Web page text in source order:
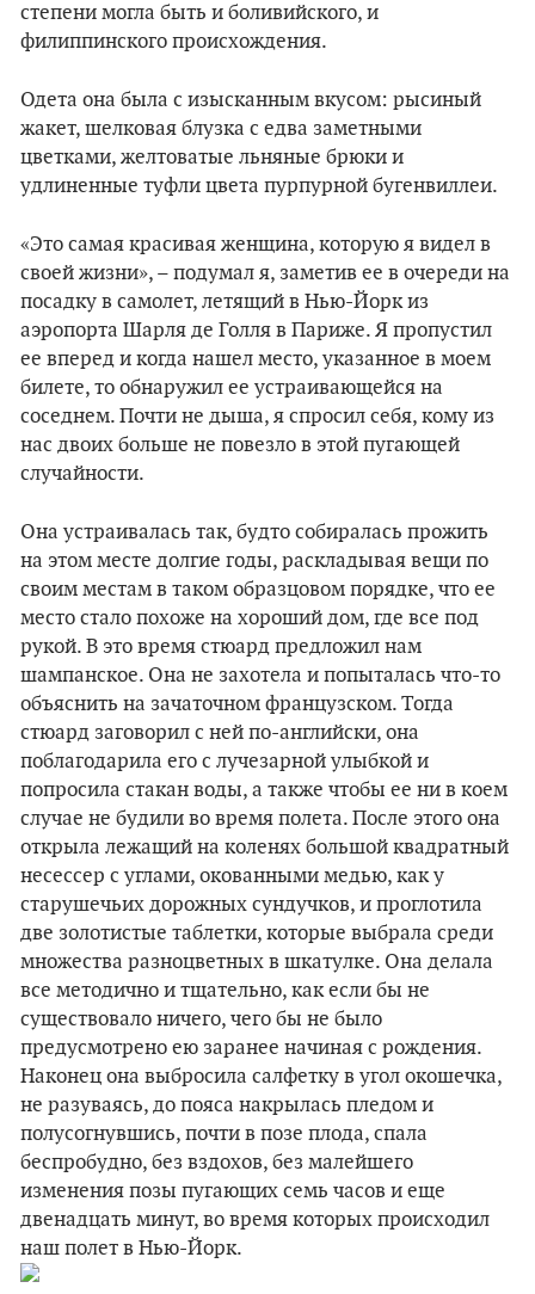
степени могла быть и боливийского, и
филиппинского происхождения.
Одета она была с изысканным вкусом: рысиный
жакет, шелковая блузка с едва заметными
цветками, желтоватые льняные брюки и
удлиненные туфли цвета пурпурной бугенвиллеи.
«Это самая красивая женщина, которую я видел в
своей жизни», – подумал я, заметив ее в очереди на
посадку в самолет, летящий в Нью-Йорк из
аэропорта Шарля де Голля в Париже. Я пропустил
ее вперед и когда нашел место, указанное в моем
билете, то обнаружил ее устраивающейся на
соседнем. Почти не дыша, я спросил себя, кому из
нас двоих больше не повезло в этой пугающей
случайности.
Она устраивалась так, будто собиралась прожить
на этом месте долгие годы, раскладывая вещи по
своим местам в таком образцовом порядке, что ее
место стало похоже на хороший дом, где все под
рукой. В это время стюард предложил нам
шампанское. Она не захотела и попыталась что-то
объяснить на зачаточном французском. Тогда
стюард заговорил с ней по-английски, она
поблагодарила его с лучезарной улыбкой и
попросила стакан воды, а также чтобы ее ни в коем
случае не будили во время полета. После этого она
открыла лежащий на коленях большой квадратный
несессер с углами, окованными медью, как у
старушечьих дорожных сундучков, и проглотила
две золотистые таблетки, которые выбрала среди
множества разноцветных в шкатулке. Она делала
все методично и тщательно, как если бы не
существовало ничего, чего бы не было
предусмотрено ею заранее начиная с рождения.
Наконец она выбросила салфетку в угол окошечка,
не разуваясь, до пояса накрылась пледом и
полусогнувшись, почти в позе плода, спала
беспробудно, без вздохов, без малейшего
изменения позы пугающих семь часов и еще
двенадцать минут, во время которых происходил
наш полет в Нью-Йорк.